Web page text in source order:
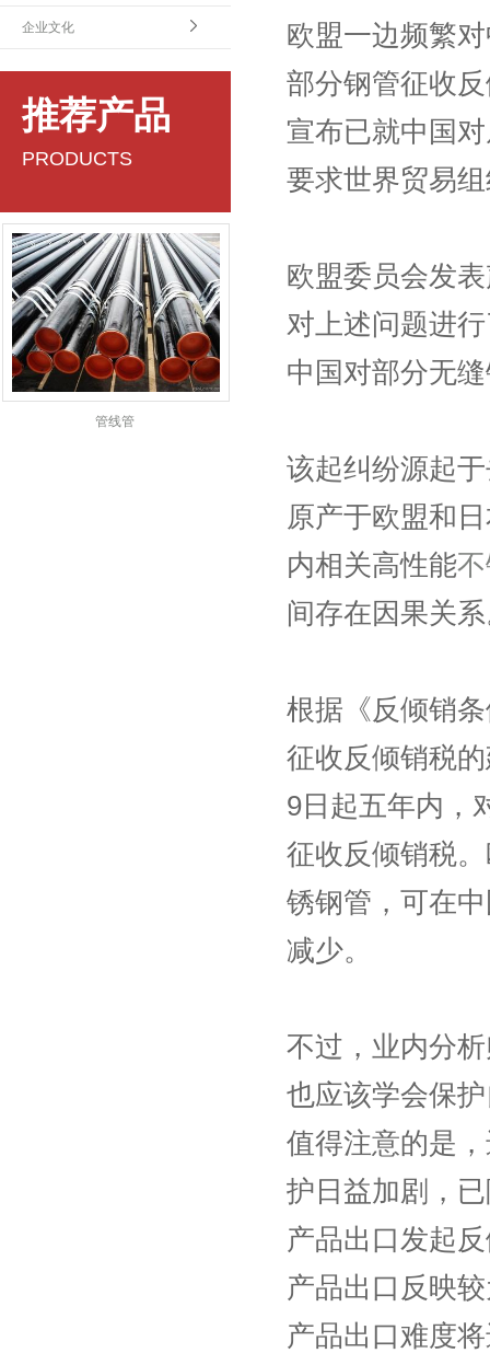
企业文化
推荐产品
PRODUCTS
管线管
欧盟一边频繁
部分钢管征收
宣布已就中国
要求世界贸易
欧盟委员会发
对上述问题进
中国对部分无
该起纠纷源起
原产于欧盟和
内相关高性能
间存在因果关
根据《反倾销
征收反倾销税
9日起五年内，
征收反倾销税
锈钢管，可在
减少。
不过，业内分
也应该学会保
值得注意的是
护日益加剧，
产品出口发起
产品出口反映
产品出口难度